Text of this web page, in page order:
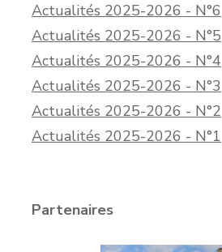
Actualités 2025-2026 - N°6
Actualités 2025-2026 - N°5
Actualités 2025-2026 - N°4
Actualités 2025-2026 - N°3
Actualités 2025-2026 - N°2
Actualités 2025-2026 - N°1
Partenaires